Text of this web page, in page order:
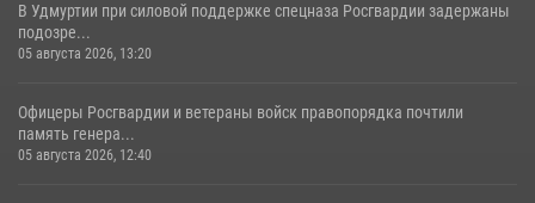
В Удмуртии при силовой поддержке спецназа Росгвардии задержаны
подозре...
05 августа 2026, 13:20
Офицеры Росгвардии и ветераны войск правопорядка почтили
память генера...
05 августа 2026, 12:40